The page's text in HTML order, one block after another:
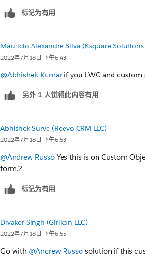
标记为有用
Mauricio Alexandre Silva (Ksquare Solutions
2022年7月18日 下午6:43
@Abhishek Kumarif you LWC and custom
另外 1 人觉得此内容有用
Abhishek Surve (Reevo CRM LLC)
2022年7月18日 下午6:53
@Andrew Russo Yes this is on Custom
form.?
标记为有用
Divaker Singh (Girikon LLC)
2022年7月18日 下午6:55
Go with @Andrew Russo solution if this